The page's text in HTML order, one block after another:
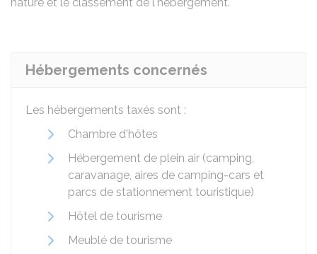
Hébergements concernés
Les hébergements taxés sont :
Chambre d'hôtes
Hébergement de plein air (camping,
caravanage, aires de camping-cars et
parcs de stationnement touristique)
Hôtel de tourisme
Meublé de tourisme